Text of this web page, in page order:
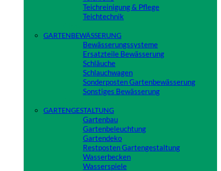
Teichreinigung & Pflege
Teichtechnik
GARTENBEWÄSSERUNG
Bewässerungssysteme
Ersatzteile Bewässerung
Schläuche
Schlauchwagen
Sonderposten Gartenbewässerung
Sonstiges Bewässerung
GARTENGESTALTUNG
Gartenbau
Gartenbeleuchtung
Gartendeko
Restposten Gartengestaltung
Wasserbecken
Wasserspiele